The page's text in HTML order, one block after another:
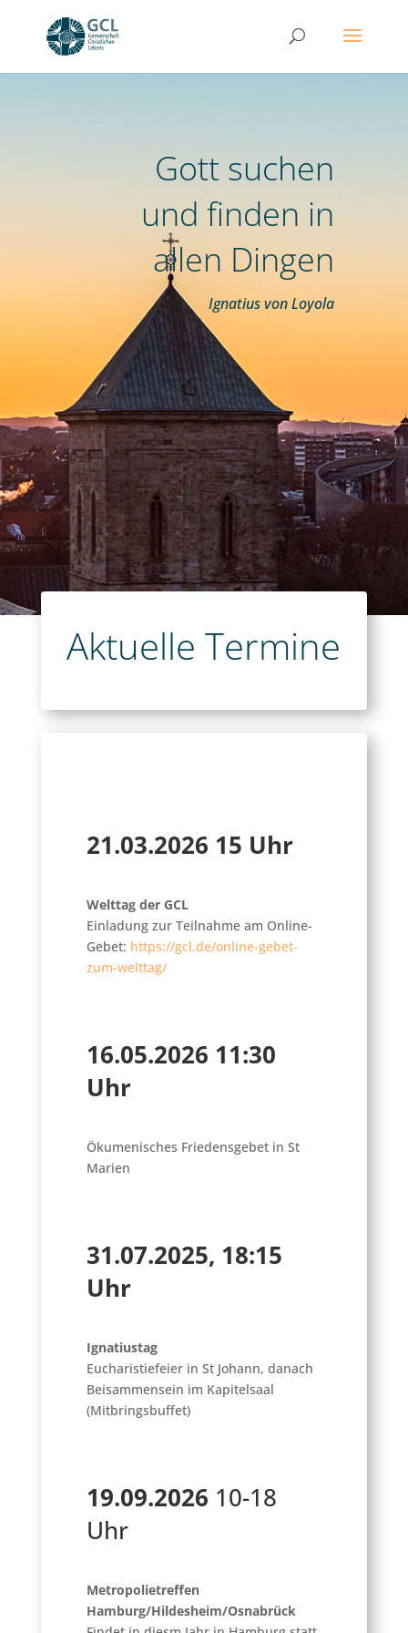
Gott suchen
und finden in
allen Dingen
Ignatius von Loyola
Aktuelle Termine
21.03.2026 15 Uhr
Welttag der GCL
Einladung zur Teilnahme am Online-
Gebet: https://gcl.de/online-gebet-
zum-welttag/
16.05.2026 11:30
Uhr
Ökumenisches Friedensgebet in St
Marien
31.07.2025, 18:15
Uhr
Ignatiustag
Eucharistiefeier in St Johann, danach
Beisammensein im Kapitelsaal
(Mitbringsbuffet)
19.09.2026 10-18
Uhr
Metropolietreffen
Hamburg/Hildesheim/Osnabrück